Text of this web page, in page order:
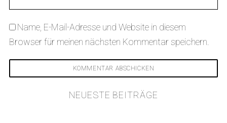
Name, E-Mail-Adresse und Website in diesem
Browser für meinen nächsten Kommentar speichern.
NEUESTE BEITRÄGE